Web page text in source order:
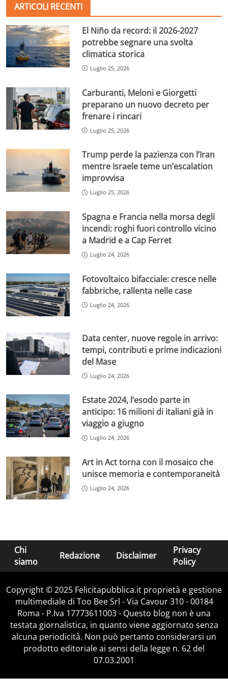
ARTICOLI RECENTI
El Niño da record: il 2026-2027
potrebbe segnare una svolta
climatica storica
Luglio 25, 2026
Carburanti, Meloni e Giorgetti
preparano un nuovo decreto per
frenare i rincari
Luglio 25, 2026
Trump perde la pazienza con l’Iran
mentre Israele teme un’escalation
improvvisa
Luglio 25, 2026
Spagna e Francia nella morsa degli
incendi: roghi fuori controllo vicino
a Madrid e a Cap Ferret
Luglio 24, 2026
Fotovoltaico bifacciale: cresce nelle
fabbriche, rallenta nelle case
Luglio 24, 2026
Data center, nuove regole in arrivo:
tempi, contributi e prime indicazioni
del Mase
Luglio 24, 2026
Estate 2024, l’esodo parte in
anticipo: 16 milioni di italiani già in
viaggio a giugno
Luglio 24, 2026
Art in Act torna con il mosaico che
unisce memoria e contemporaneità
Luglio 24, 2026
Chi
siamo
Redazione Disclaimer
Privacy
Policy
Copyright © 2025 Felicitapubblica.it proprietà e gestione
multimediale di Too Bee Srl - Via Cavour 310 - 00184
Roma - P.Iva 17773611003 - Questo blog non è una
testata giornalistica, in quanto viene aggiornato senza
alcuna periodicità. Non può pertanto considerarsi un
prodotto editoriale ai sensi della legge n. 62 del
07.03.2001